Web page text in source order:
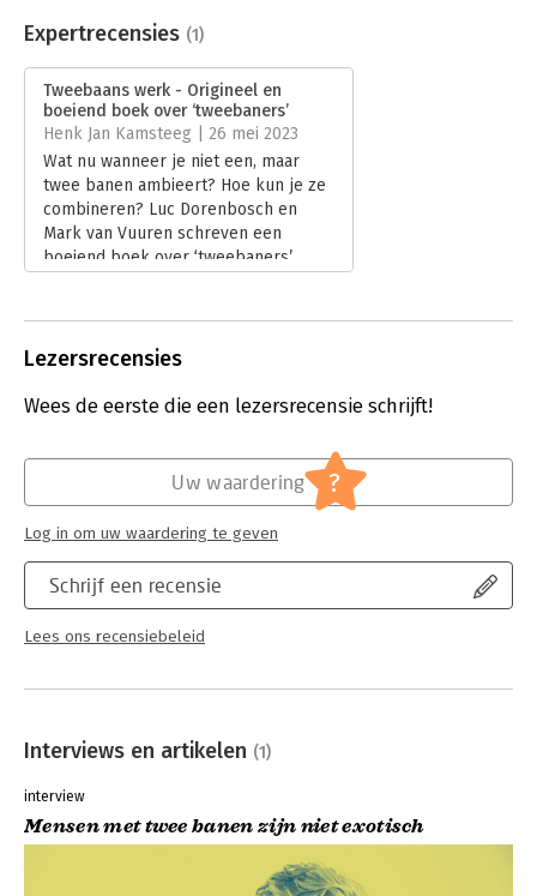
Bestandsformaat:
epub
Uitgever:
Boom
Druk:
1
Verschijningsdatum:
15-5-2023
Hoofdrubriek: Werk en loopbaan
Expertrecensies (1)
Tweebaans werk - Origineel en
boeiend boek over ‘tweebaners’
Henk Jan Kamsteeg | 26 mei 2023
Wat nu wanneer je niet een, maar
twee banen ambieert? Hoe kun je ze
combineren? Luc Dorenbosch en
Mark van Vuuren schreven een
boeiend boek over ‘tweebaners’.
Lezersrecensies
Wees de eerste die een lezersrecensie schrijft!
Schrijf een recensie
Lees ons recensiebeleid
Uw waardering ?
Log in om uw waardering te geven
Interviews en artikelen (1)
interview
Mensen met twee banen zijn niet exotisch